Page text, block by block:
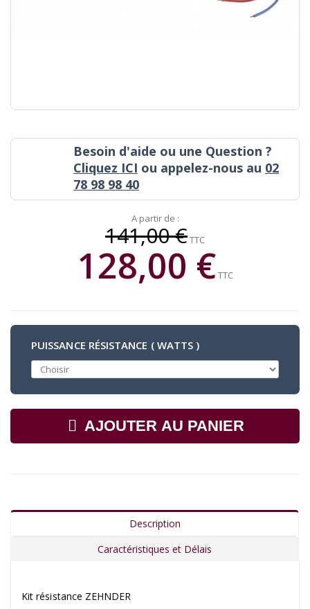
Besoin d'aide ou une Question ?
Cliquez ICI ou appelez-nous au 02
78 98 98 40
A partir de :
141,00 €TTC
128,00 €TTC
PUISSANCE RÉSISTANCE ( WATTS )
AJOUTER AU PANIER
Description
Caractéristiques et Délais
Kit résistance ZEHNDER